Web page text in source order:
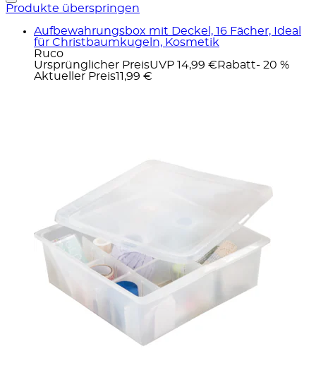
Produkte überspringen
Aufbewahrungsbox mit Deckel, 16 Fächer, Ideal
für Christbaumkugeln, Kosmetik
Ruco
Ursprünglicher PreisUVP 14,99 € Rabatt- 20 %
Aktueller Preis11,99 €